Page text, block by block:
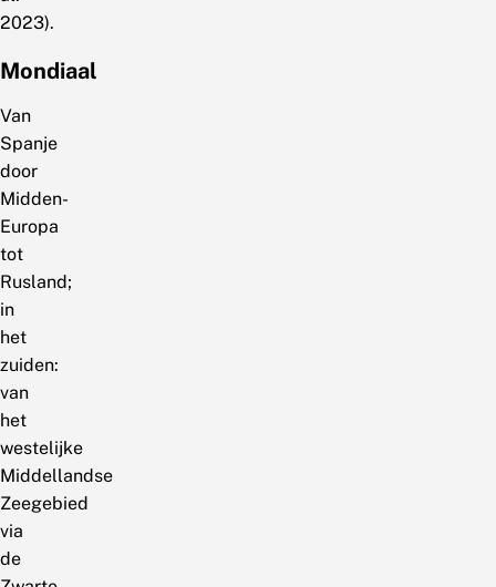
2023).
Mondiaal
Van
Spanje
door
Midden-
Europa
tot
Rusland;
in
het
zuiden:
van
het
westelijke
Middellandse
Zeegebied
via
de